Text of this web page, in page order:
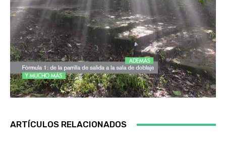
ARTÍCULOS RELACIONADOS